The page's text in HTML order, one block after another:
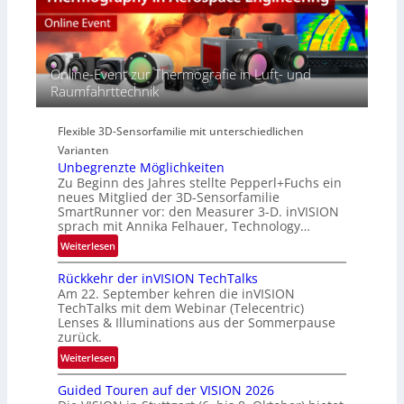
S
e
i
e
s
-
u
n
d
e
R
e
o
n
e
c
r
a
l
N
s
‘
Online-Event zur Thermografie in Luft- und
Raumfahrttechnik
Flexible 3D-Sensorfamilie mit unterschiedlichen
Varianten
Unbegrenzte Möglichkeiten
Zu Beginn des Jahres stellte Pepperl+Fuchs ein
neues Mitglied der 3D-Sensorfamilie
SmartRunner vor: den Measurer 3-D. inVISION
sprach mit Annika Felhauer, Technology…
Weiterlesen:
U
n
b
e
g
r
e
z
Rückkehr der inVISION TechTalks
Am 22. September kehren die inVISION
TechTalks mit dem Webinar (Telecentric)
Lenses & Illuminations aus der Sommerpause
zurück.
Weiterlesen:
R
ü
Guided Touren auf der VISION 2026